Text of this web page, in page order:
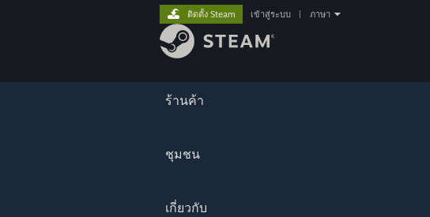
ร้านค้า
ชุมชน
เกี่ยวกับ
ติดตั้ง Steam เข้าสู่ระบบ ภาษา